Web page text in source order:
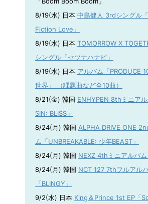
8/19(水) 日本 中島健人 3rdシングル
Fiction Love」
8/19(水) 日本 TOMORROW X
シングル「セツナハナビ」
8/19(水) 日本 アルバム「PRODUCE
世界」 （課題曲など全10曲）
8/21(金) 韓国 ENHYPEN 8thミニア
SIN: BLISS」
8/24(月) 韓国 ALPHA DRIVE ONE
ム「UNBREAKABLE: 少年BEAST」
8/24(月) 韓国 NEXZ 4thミニアルバム
8/24(月) 韓国 NCT 127 7thフルアル
「BLINGY」
9/2(水) 日本 King＆Prince 1st EP「